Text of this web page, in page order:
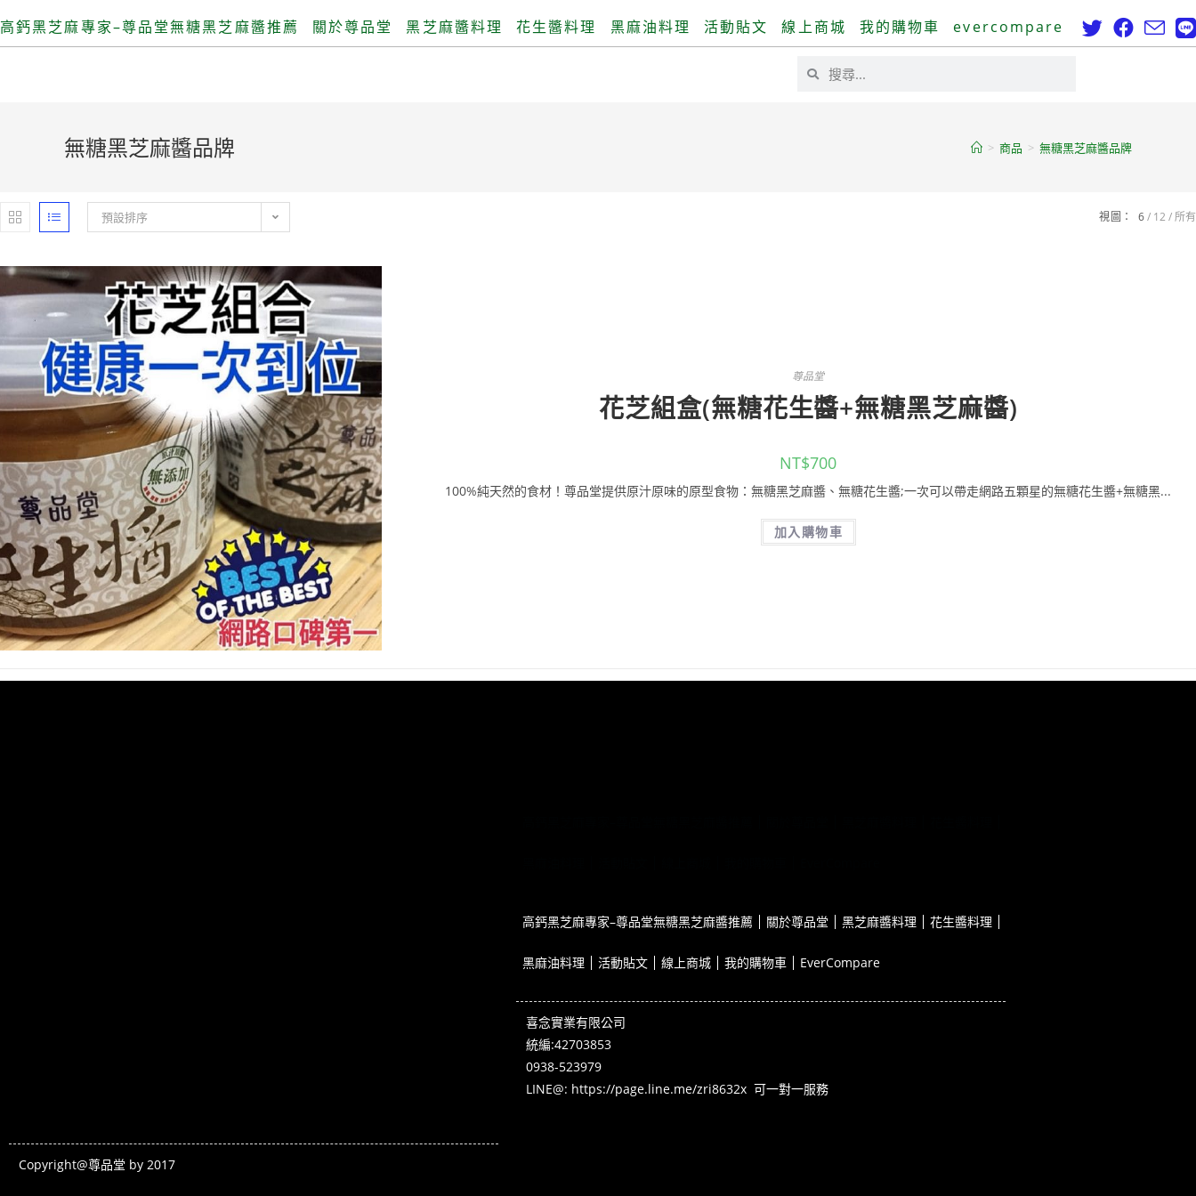
高鈣黑芝麻專家–尊品堂無糖黑芝麻醬推薦 關於尊品堂 黑芝麻醬料理 花生醬料理 黑麻油料理 活動貼文 線上商城 我的購物車 evercompare
無糖黑芝麻醬品牌 > 商品 > 無糖黑芝麻醬品牌
預設排序 視圖： 6 12 所有
尊品堂
花芝組盒(無糖花生醬+無糖黑芝麻醬)
NT$700
100%純天然的食材！尊品堂提供原汁原味的原型食物：無糖黑芝麻醬、無糖花生醬;一次可以帶走網路五顆星的無糖花生醬+無糖黑...
加入購物車
Copyright@尊品堂 by 2017
高鈣黑芝麻專家–尊品堂無糖黑芝麻醬推薦 關於尊品堂 黑芝麻醬料理 花生醬料理
黑麻油料理 活動貼文 線上商城 我的購物車 EverCompare
喜念實業有限公司
統編:42703853
0938-523979
LINE@: https://page.line.me/zri8632x 可一對一服務